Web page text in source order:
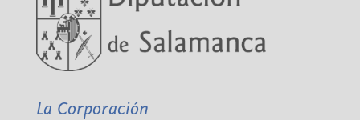
La Corporación